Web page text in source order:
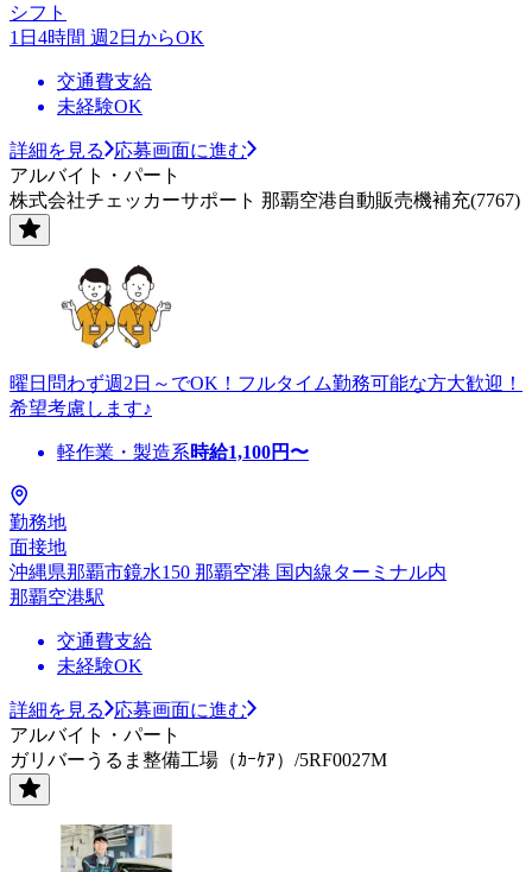
シフト
1日4時間 週2日からOK
交通費支給
未経験OK
詳細を見る
応募画面に進む
アルバイト・パート
株式会社チェッカーサポート 那覇空港自動販売機補充(7767)
曜日問わず週2日～でOK！フルタイム勤務可能な方大歓迎！
希望考慮します♪
軽作業・製造系時給1,100円〜
勤務地
面接地
沖縄県那覇市鏡水150 那覇空港 国内線ターミナル内
那覇空港駅
交通費支給
未経験OK
詳細を見る
応募画面に進む
アルバイト・パート
ガリバーうるま整備工場（ｶｰｹｱ）/5RF0027M